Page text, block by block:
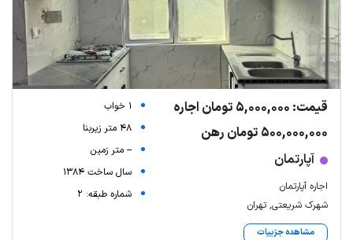
قیمت: 5,000,000 تومان اجاره
500,000,000 تومان رهن
آپارتمان
اجاره آپارتمان
شهرک شریعتی, تهران
مشاهده جزییات
1 خواب
48 متر زیربنا
-- متر زمین
سال ساخت 1384
شماره طبقه: 2